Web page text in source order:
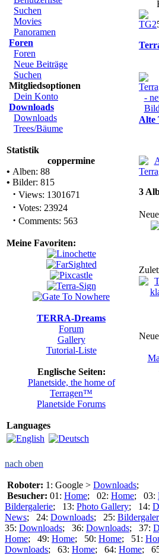
Suchen
Movies
Panoramen
Foren
Foren
Neue Beiträge
Suchen
Mitgliedsoptionen
Dein Konto
Downloads
Downloads
Trees/Bäume
Statistik
coppermine
• Alben: 88
• Bilder: 815
· Views: 1301671
· Votes: 23924
· Comments: 563
Meine Favoriten:
TERRA-Dreams
Forum
Gallery
Tutorial-Liste
Englische Seiten:
Planetside, the home of
Terragen™
Planetside Forums
Languages
Alte
3
nach oben
Roboter: 1: Google > Downloads;
Besucher: 01: Home; 02: Home; 03:
Bildergalerie; 13: Photo Gallery; 14:
News; 24: Downloads; 25:
35: Downloads; 36: Downloads; 37:
Home; 49: Home; 50: Home; 51:
Downloads; 63: Home; 64: Home;